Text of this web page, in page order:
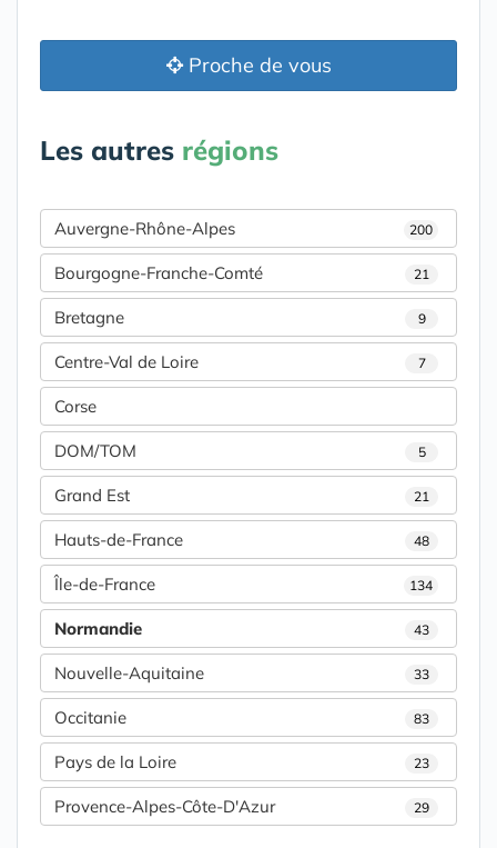
Proche de vous
Les autres régions
Auvergne-Rhône-Alpes 200
Bourgogne-Franche-Comté 21
Bretagne 9
Centre-Val de Loire 7
Corse
DOM/TOM 5
Grand Est 21
Hauts-de-France 48
Île-de-France 134
Normandie 43
Nouvelle-Aquitaine 33
Occitanie 83
Pays de la Loire 23
Provence-Alpes-Côte-D'Azur 29